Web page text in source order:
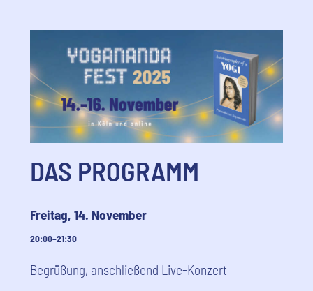
DAS PROGRAMM
Freitag, 14. November
20:00–21:30
Begrüßung, anschließend Live-Konzert